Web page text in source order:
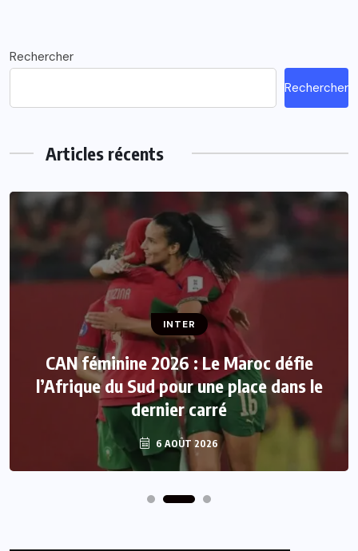
Rechercher
Rechercher
Articles récents
INTER
CAN féminine 2026 : Le Maroc défie
l’Afrique du Sud pour une place dans le
dernier carré
6 AOÛT 2026